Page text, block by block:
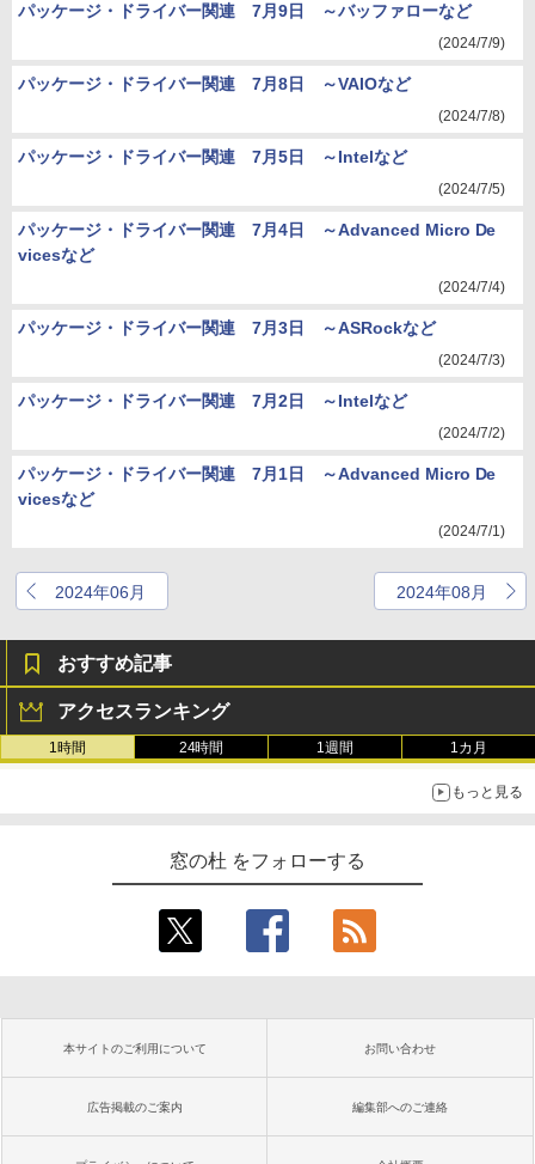
パッケージ・ドライバー関連 7月9日 ～バッファローなど
(2024/7/9)
パッケージ・ドライバー関連 7月8日 ～VAIOなど
(2024/7/8)
パッケージ・ドライバー関連 7月5日 ～Intelなど
(2024/7/5)
パッケージ・ドライバー関連 7月4日 ～Advanced Micro De
vicesなど
(2024/7/4)
パッケージ・ドライバー関連 7月3日 ～ASRockなど
(2024/7/3)
パッケージ・ドライバー関連 7月2日 ～Intelなど
(2024/7/2)
パッケージ・ドライバー関連 7月1日 ～Advanced Micro De
vicesなど
(2024/7/1)
2024年06月 2024年08月
おすすめ記事
アクセスランキング
1時間 24時間 1週間 1カ月
もっと見る
窓の杜 をフォローする
本サイトのご利用について お問い合わせ
広告掲載のご案内 編集部へのご連絡